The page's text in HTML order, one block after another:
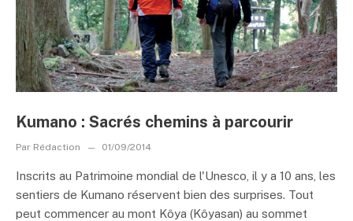
Kumano : Sacrés chemins à parcourir
Par Rédaction 01/09/2014
Inscrits au Patrimoine mondial de l'Unesco, il y a 10 ans, les
sentiers de Kumano réservent bien des surprises. Tout
peut commencer au mont Kôya (Kôyasan) au sommet